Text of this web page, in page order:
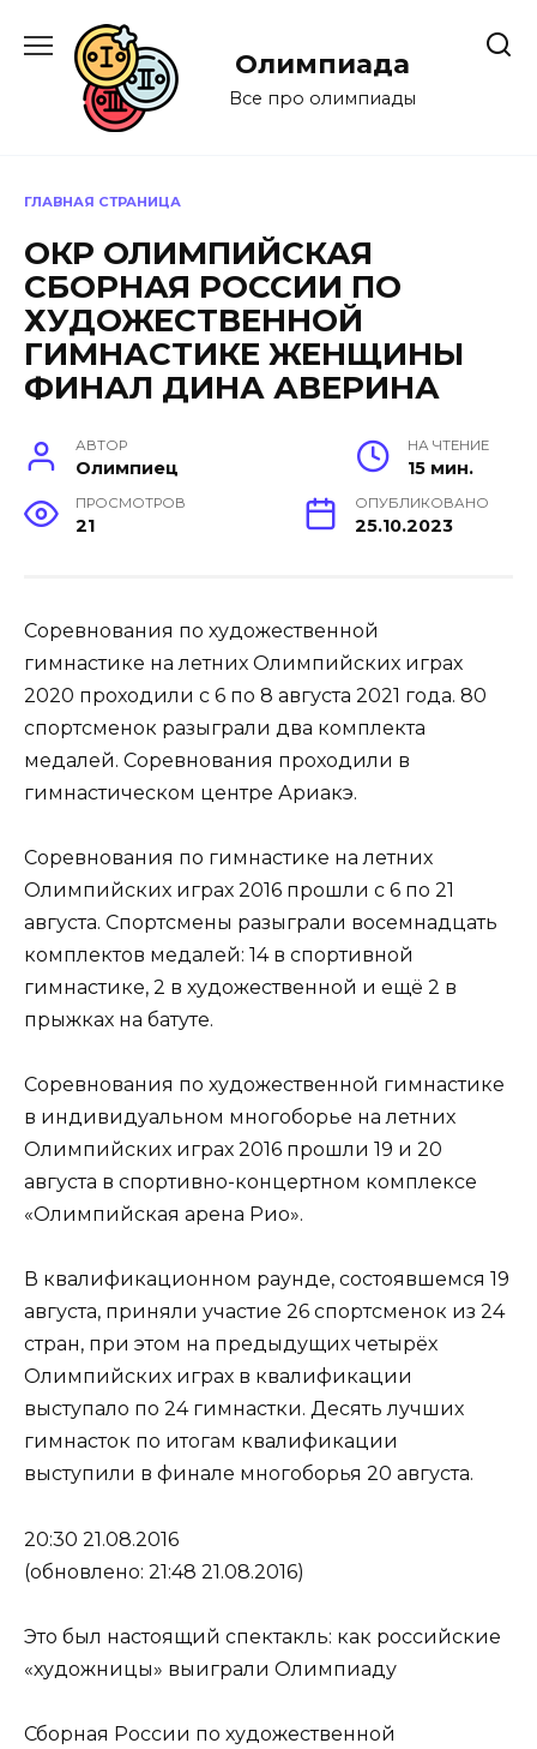
содержанию
Олимпиада
Все про олимпиады
ГЛАВНАЯ СТРАНИЦА
ОКР ОЛИМПИЙСКАЯ
СБОРНАЯ РОССИИ ПО
ХУДОЖЕСТВЕННОЙ
ГИМНАСТИКЕ ЖЕНЩИНЫ
ФИНАЛ ДИНА АВЕРИНА
АВТОР
Олимпиец
НА ЧТЕНИЕ
15 мин.
ПРОСМОТРОВ
21
ОПУБЛИКОВАНО
25.10.2023
Соревнования по художественной
гимнастике на летних Олимпийских играх
2020 проходили с 6 по 8 августа 2021 года. 80
спортсменок разыграли два комплекта
медалей. Соревнования проходили в
гимнастическом центре Ариакэ.
Соревнования по гимнастике на летних
Олимпийских играх 2016 прошли с 6 по 21
августа. Спортсмены разыграли восемнадцать
комплектов медалей: 14 в спортивной
гимнастике, 2 в художественной и ещё 2 в
прыжках на батуте.
Соревнования по художественной гимнастике
в индивидуальном многоборье на летних
Олимпийских играх 2016 прошли 19 и 20
августа в спортивно-концертном комплексе
«Олимпийская арена Рио».
В квалификационном раунде, состоявшемся 19
августа, приняли участие 26 спортсменок из 24
стран, при этом на предыдущих четырёх
Олимпийских играх в квалификации
выступало по 24 гимнастки. Десять лучших
гимнасток по итогам квалификации
выступили в финале многоборья 20 августа.
20:30 21.08.2016
(обновлено: 21:48 21.08.2016)
Это был настоящий спектакль: как российские
«художницы» выиграли Олимпиаду
Сборная России по художественной